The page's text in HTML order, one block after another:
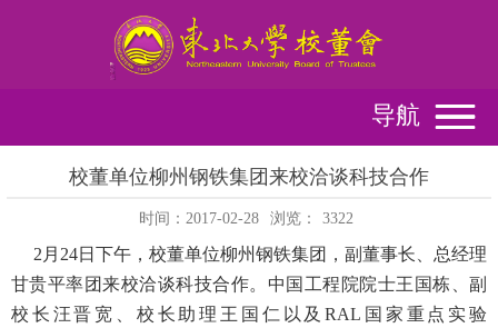
导航
校董单位柳州钢铁集团来校洽谈科技合作
时间：2017-02-28 浏览： 3322
2月24日下午，校董单位柳州钢铁集团，副董事长、总经理
甘贵平率团来校洽谈科技合作。中国工程院院士王国栋、副
校长汪晋宽、校长助理王国仁以及RAL国家重点实验